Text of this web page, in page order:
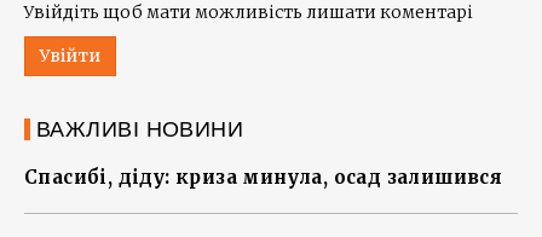
Увійдіть щоб мати можливість лишати коментарі
Увійти
ВАЖЛИВІ НОВИНИ
Спасибі, діду: криза минула, осад залишився